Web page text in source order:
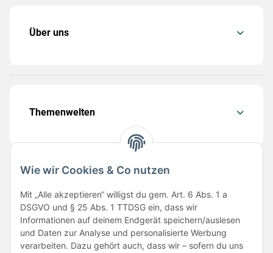
Wie wir Cookies & Co nutzen
Mit „Alle akzeptieren“ willigst du gem. Art. 6 Abs. 1 a
DSGVO und § 25 Abs. 1 TTDSG ein, dass wir
Informationen auf deinem Endgerät speichern/auslesen
und Daten zur Analyse und personalisierte Werbung
verarbeiten. Dazu gehört auch, dass wir – sofern du uns
Über uns
Themenwelten
Folge uns